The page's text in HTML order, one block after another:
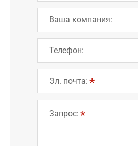
Ваша компания:
Телефон:
Эл. почта:
Запрос: